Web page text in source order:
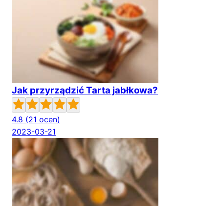
Jak przyrządzić Tarta jabłkowa?
4.8 (21 ocen)
2023-03-21